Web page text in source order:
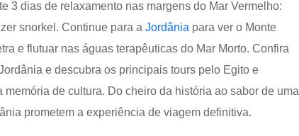
3 dias de relaxamento nas margens do Mar Vermelho:
snorkel. Continue para a Jordânia para ver o Monte
e flutuar nas águas terapêuticas do Mar Morto. Confira
e descubra os principais tours pelo Egito e
de cultura. Do cheiro da história ao sabor de uma
prometem a experiência de viagem definitiva.